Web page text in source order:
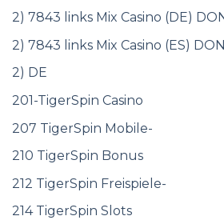
2) 7843 links Mix Casino (DE)
2) 7843 links Mix Casino (ES)
2) DE
201-TigerSpin Casino
207 TigerSpin Mobile-
210 TigerSpin Bonus
212 TigerSpin Freispiele-
214 TigerSpin Slots